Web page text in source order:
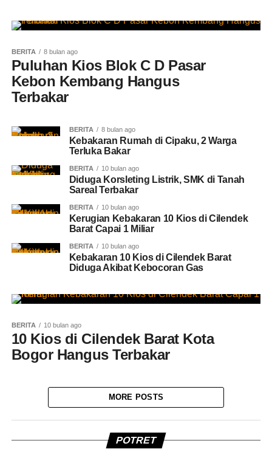
BERITA 8 bulan ago
Puluhan Kios Blok C D Pasar
Kebon Kembang Hangus
Terbakar
BERITA 8 bulan ago
Kebakaran Rumah di Cipaku, 2 Warga
Terluka Bakar
BERITA 10 bulan ago
Diduga Korsleting Listrik, SMK di Tanah
Sareal Terbakar
BERITA 10 bulan ago
Kerugian Kebakaran 10 Kios di Cilendek
Barat Capai 1 Miliar
BERITA 10 bulan ago
Kebakaran 10 Kios di Cilendek Barat
Diduga Akibat Kebocoran Gas
BERITA 10 bulan ago
10 Kios di Cilendek Barat Kota
Bogor Hangus Terbakar
MORE POSTS
POTRET